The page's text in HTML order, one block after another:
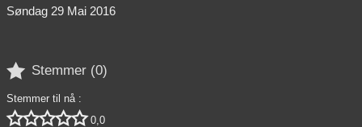
Søndag 29 Mai 2016
 Stemmer (0)
Stemmer til nå :
 0,0